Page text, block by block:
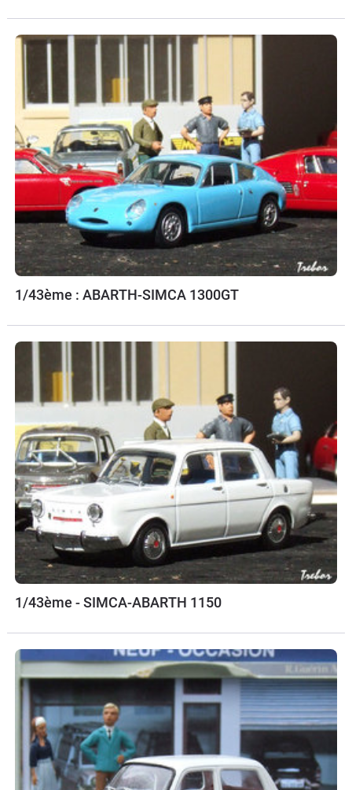
1/43ème : ABARTH-SIMCA 1300GT
1/43ème - SIMCA-ABARTH 1150